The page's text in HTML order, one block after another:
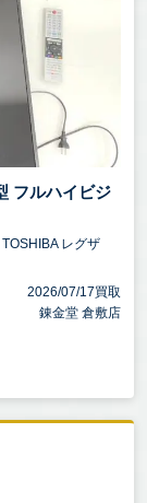
フルハイビジ
レグザ
2026/07/17買取
錬金堂 倉敷店